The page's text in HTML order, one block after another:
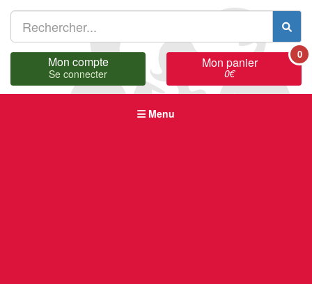
Mon compte
Se connecter
Mon panier
0€
0
Menu